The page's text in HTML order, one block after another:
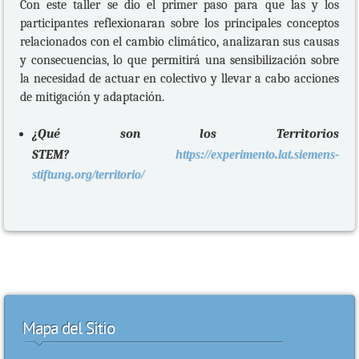
Con este taller se dio el primer paso para que las y los
participantes reflexionaran sobre los principales conceptos
relacionados con el cambio climático, analizaran sus causas
y consecuencias, lo que permitirá una sensibilización sobre
la necesidad de actuar en colectivo y llevar a cabo acciones
de mitigación y adaptación.
¿Qué son los Territorios
STEM? https://experimento.lat.siemens-
stiftung.org/territorio/
Mapa del Sitio